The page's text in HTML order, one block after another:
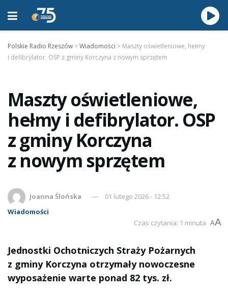
Polskie Radio Rzeszów >Wiadomości > Maszty oświetleniowe, hełmy
i defibrylator. OSP z gminy Korczyna z nowym sprzętem
Maszty oświetleniowe,
hełmy i defibrylator. OSP
z gminy Korczyna
z nowym sprzętem
Joanna Ślońska
01 lutego 2026 - 12:52
Wiadomości
Czas czytania: 1 minuta AA
Jednostki Ochotniczych Straży Pożarnych
z gminy Korczyna otrzymały nowoczesne
wyposażenie warte ponad 82 tys. zł.